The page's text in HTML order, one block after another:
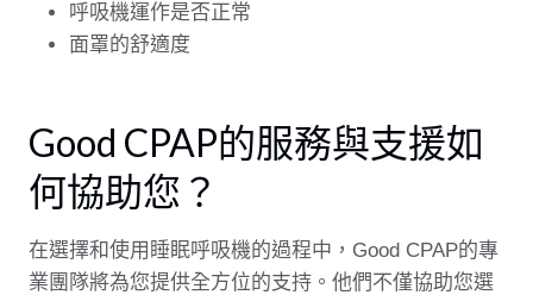
呼吸機運作是否正常
面罩的舒適度
Good CPAP的服務與支援如
何協助您？
在選擇和使用睡眠呼吸機的過程中，Good CPAP的專
業團隊將為您提供全方位的支持。他們不僅協助您選